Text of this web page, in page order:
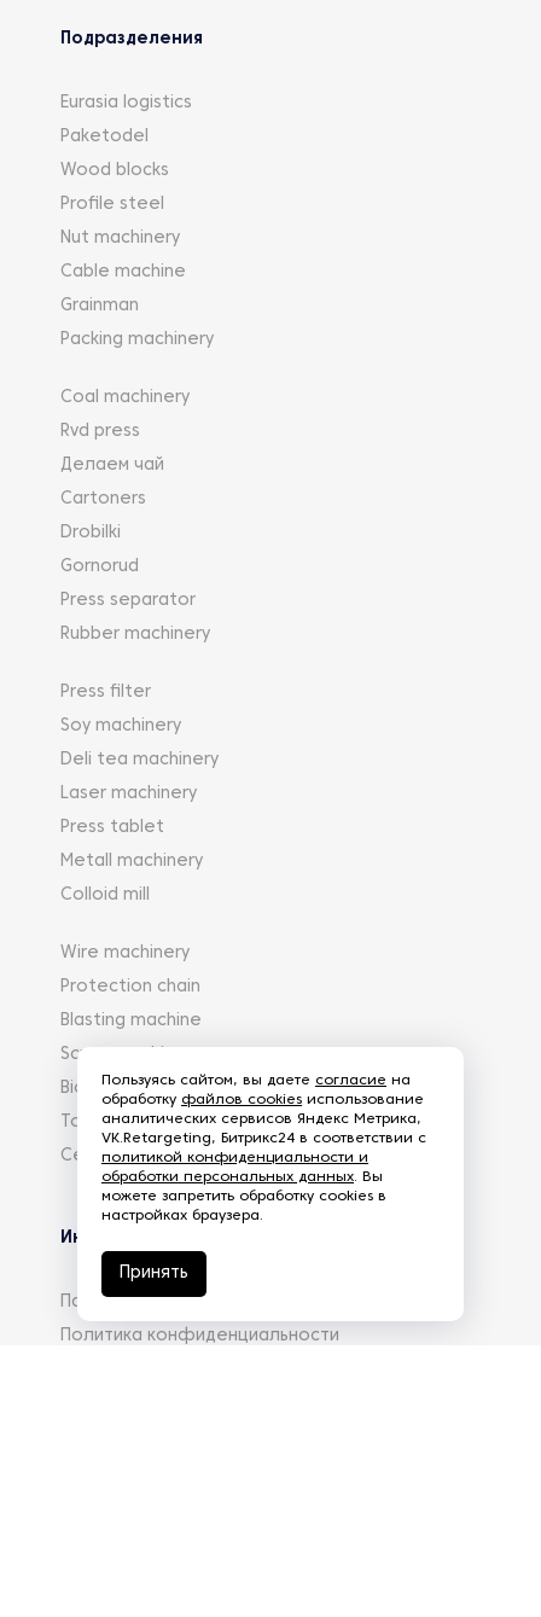
Подразделения
Eurasia logistics
Paketodel
Wood blocks
Profile steel
Nut machinery
Cable machine
Grainman
Packing machinery
Coal machinery
Rvd press
Делаем чай
Cartoners
Drobilki
Gornorud
Press separator
Rubber machinery
Press filter
Soy machinery
Deli tea machinery
Laser machinery
Press tablet
Metall machinery
Colloid mill
Wire machinery
Protection chain
Blasting machine
Scrap-machinery
Biowelle
Torreficator
Centrifuger
Информация
Партнеры
Политика конфиденциальности
Пользуясь сайтом, вы даете согласие на
обработку файлов cookies использование
аналитических сервисов Яндекс Метрика,
VK.Retargeting, Битрикс24 в соответствии с
политикой конфиденциальности и
обработки персональных данных. Вы
можете запретить обработку cookies в
настройках браузера.
Принять